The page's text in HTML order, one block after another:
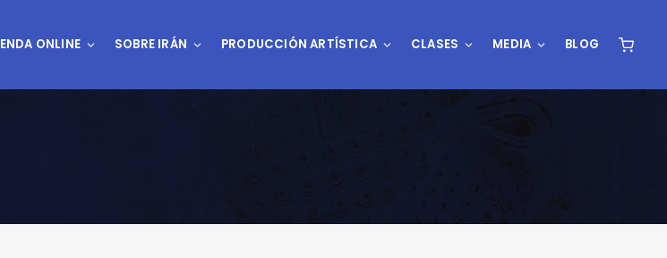
ONLINE SOBRE IRÁN PRODUCCIÓN ARTÍSTICA CLASES MEDIA BLOG